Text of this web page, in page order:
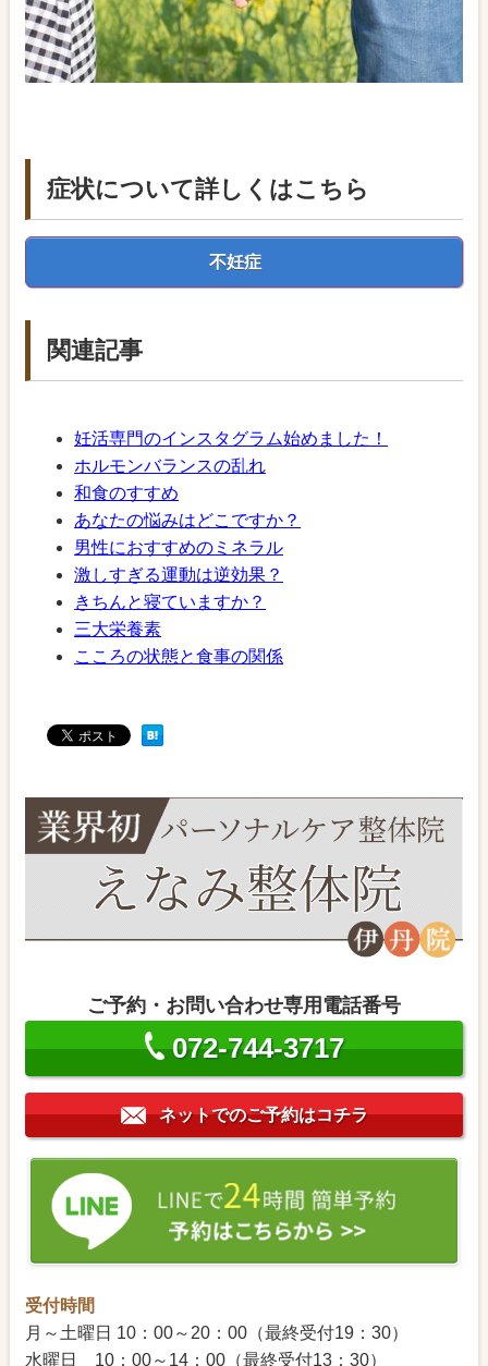
症状について詳しくはこちら
不妊症
関連記事
妊活専門のインスタグラム始めました！
ホルモンバランスの乱れ
和食のすすめ
あなたの悩みはどこですか？
男性におすすめのミネラル
激しすぎる運動は逆効果？
きちんと寝ていますか？
三大栄養素
こころの状態と食事の関係
意識して加えてほしいものがあります！
手軽で簡単？食育のすすめ
【妊活】私の体験談
妊活に良い食べ物ってあるのですか？
AMHが低いから妊娠は無理だ…と感じていま
体外受精が決まっているけれど整体は受けた
方がいいのですか？
【不妊とストレス】ストレスを感じていませ
んか？
クロミットとは？
なかなか着床に至らない…という場合
月経にトラブルがないかチェックしてみてく
ださい！
夫婦関係がうまくいっていない気がする…と
お話くださいました。
精子クライシス
子宮内膜が育たないって人の質問がありまし
ご予約・お問い合わせ専用電話番号
072-744-3717
ネットでのご予約はコチラ
受付時間
月～土曜日 10：00～20：00（最終受付19：30）
水曜日 10：00～14：00（最終受付13：30）